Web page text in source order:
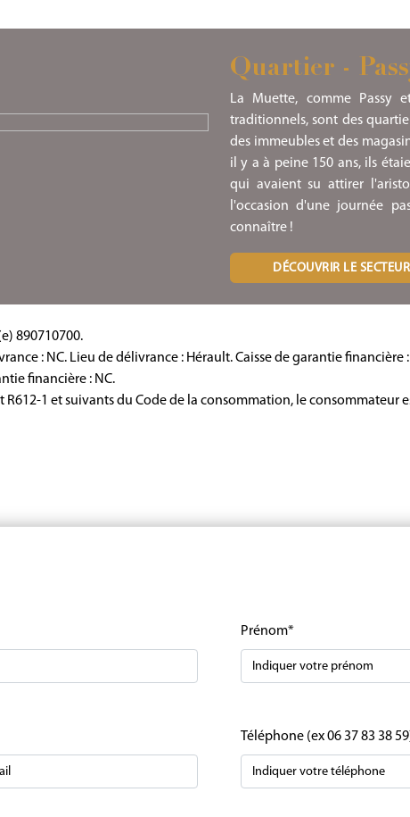
Quartier -
La Muette, comme Passy
traditionnels, sont des
des immeubles et des
il y a à peine 150 ans, ils
qui avaient su attirer
l'occasion d'une journée
connaître !
DÉCOUVRIR LE SECTEUR
890710700.
: NC. Lieu de délivrance : Hérault.Caisse de garantie financière :
financière : NC.
1 et suivants du Code de la consommation, le consommateur
Prénom*
Téléphone (ex 06 37 83 38